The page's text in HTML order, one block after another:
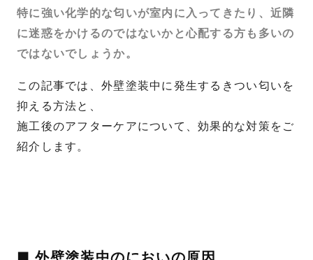
特に強い化学的な匂いが室内に入ってきたり、近隣
に迷惑をかけるのではないかと心配する方も多いの
ではないでしょうか。
この記事では、外壁塗装中に発生するきつい匂いを
抑える方法と、
施工後のアフターケアについて、効果的な対策をご
紹介します。